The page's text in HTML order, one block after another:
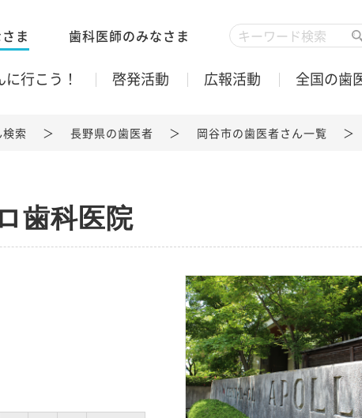
ま 歯科医師のみなさま
行こう！ 啓発活動 広報活動 全国の歯
索 長野県の歯医者 岡谷市の歯医者さん一覧
歯科医院